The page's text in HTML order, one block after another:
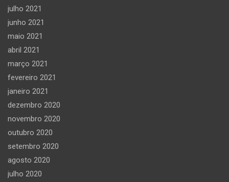
julho 2021
junho 2021
maio 2021
abril 2021
março 2021
fevereiro 2021
janeiro 2021
dezembro 2020
novembro 2020
outubro 2020
setembro 2020
agosto 2020
julho 2020